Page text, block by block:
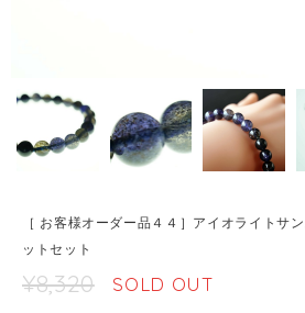
［ お客様オーダー品４４］アイオライトサ
ットセット
¥8,320 SOLD OUT